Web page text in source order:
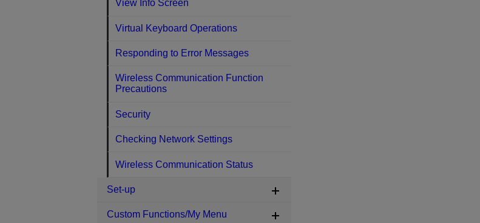
View Info Screen
Virtual Keyboard Operations
Responding to Error Messages
Wireless Communication Function
Precautions
Security
Checking Network Settings
Wireless Communication Status
Set-up
Custom Functions/My Menu